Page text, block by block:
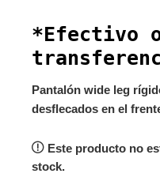
*Efectivo
Pantalón wide leg
desflecados en el
Este producto no
stock.